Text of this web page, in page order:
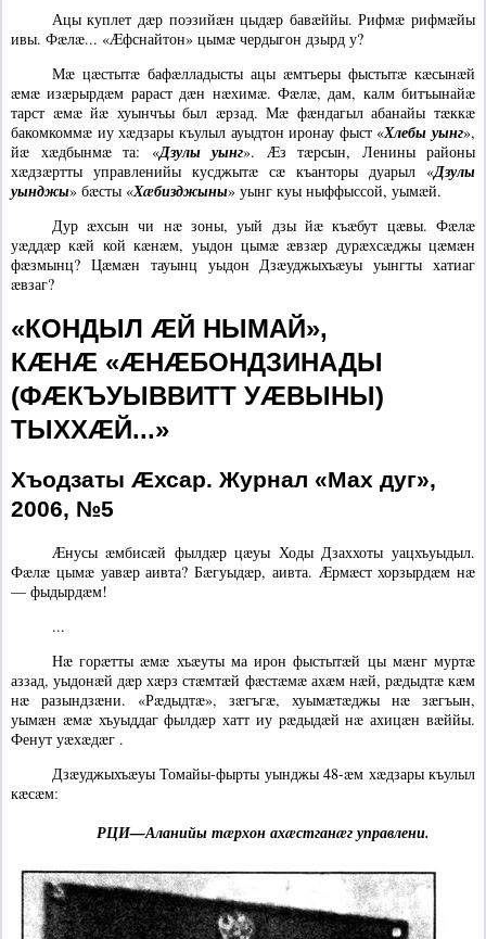
Ацы куплет дæр поэзийæн цыдæр бавæййы. Рифмæ рифмæйы
ивы. Фæлæ... «Æфснайтон» цымæ чердыгон дзырд у?
Мæ цæстытæ бафæлладысты ацы æмтъеры фыстытæ кæсынæй
æмæ изæрырдæм рараст дæн нæхимæ. Фæлæ, дам, калм битъынайæ
тарст æмæ йæ хуынчъы был æрзад. Мæ фæндагыл абанайы тæккæ
бакомкоммæ иу хæдзары къулыл ауыдтон иронау фыст «Хлебы уынг»,
йæ хæдбынмæ та: «Дзулы уынг». Æз тæрсын, Ленины районы
хæдзæртты управленийы кусджытæ сæ къанторы дуарыл «Дзулы
уынджы» бæсты «Хæбизджыны» уынг куы ныффыссой, уымæй.
Дур æхсын чи нæ зоны, уый дзы йæ къæбут цæвы. Фæлæ
уæддæр кæй кой кæнæм, уыдон цымæ æвзæр дурæхсæджы цæмæн
фæзмынц? Цæмæн тауынц уыдон Дзæуджыхъæуы уынгты хатиаг
æвзаг?
«КОНДЫЛ ÆЙ НЫМАЙ»,
КÆНÆ «ÆНÆБОНДЗИНАДЫ
(ФÆКЪУЫВВИТТ УÆВЫНЫ)
ТЫХХÆЙ...»
Хъодзаты Æхсар. Журнал «Мах дуг»,
2006, №5
Æнусы æмбисæй фылдæр цæуы Ходы Дзаххоты уацхъуыдыл.
Фæлæ цымæ уавæр аивта? Бæгуыдæр, аивта. Æрмæст хорзырдæм нæ
— фыдырдæм!
...
Нæ горæтты æмæ хъæуты ма ирон фыстытæй цы мæнг муртæ
аззад, уыдонæй дæр хæрз стæмтæй фæстæмæ ахæм нæй, рæдыдтæ кæм
нæ разындзæни. «Рæдыдтæ», зæгъгæ, хуымæтæджы нæ зæгъын,
уымæн æмæ хъуыддаг фылдæр хатт иу рæдыдæй нæ ахицæн вæййы.
Фенут уæхæдæг .
Дзæуджыхъæуы Томайы-фырты уынджы 48-æм хæдзары къулыл
кæсæм:
РЦИ—Аланийы тæрхон ахæстганæг управлени.